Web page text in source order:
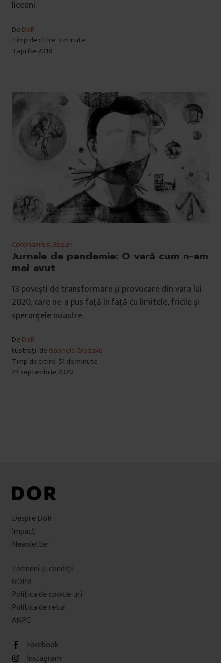
liceeni.
De DoR
Timp de citire: 3 minute
3 aprilie 2018
Coronavirus,Eseuri
Jurnale de pandemie: O vară cum n-am
mai avut
13 povești de transformare și provocare din vara lui
2020, care ne-a pus față în față cu limitele, fricile și
speranțele noastre.
De DoR
Ilustrații de Gabriela Grozavu
Timp de citire: 51 de minute
23 septembrie 2020
Despre DoR
Impact
Newsletter
Termeni şi condiţii
GDPR
Politica de cookie-uri
Politica de retur
ANPC
Facebook
Instagram